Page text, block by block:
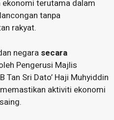
terutama dalam
tanpa
rakyat.
negara secara
Pengerusi Majlis
Tan Sri Dato’ Haji Muhyiddin
aktiviti ekonomi